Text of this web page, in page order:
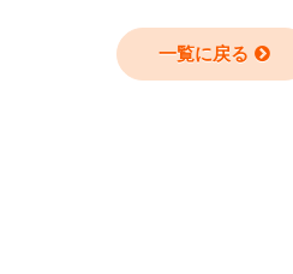
一覧に戻る